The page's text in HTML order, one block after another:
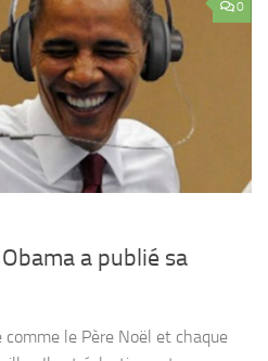
0
a publié sa
le Père Noël et chaque